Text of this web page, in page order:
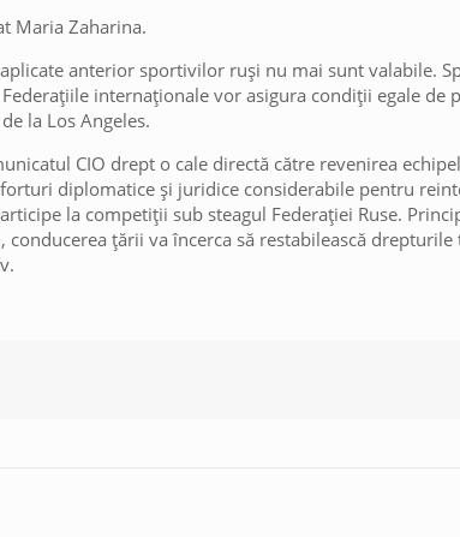
Maria Zaharina.
anterior sportivilor ruși nu mai sunt valabile.
internaționale vor asigura condiții egale de
la Los Angeles.
CIO drept o cale directă către revenirea
diplomatice și juridice considerabile pentru
la competiții sub steagul Federației Ruse.
țării va încerca să restabilească